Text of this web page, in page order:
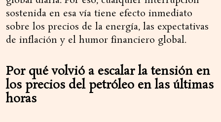
sostenida en esa vía tiene efecto inmediato
sobre los precios de la energía, las expectativas
de inflación y el humor financiero global.
Por qué volvió a escalar la tensión en
los precios del petróleo en las últimas
horas